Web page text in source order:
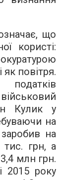
що
користі:
як повітря.
Кулик у
на
на
тис. грн, а
млн грн.
року